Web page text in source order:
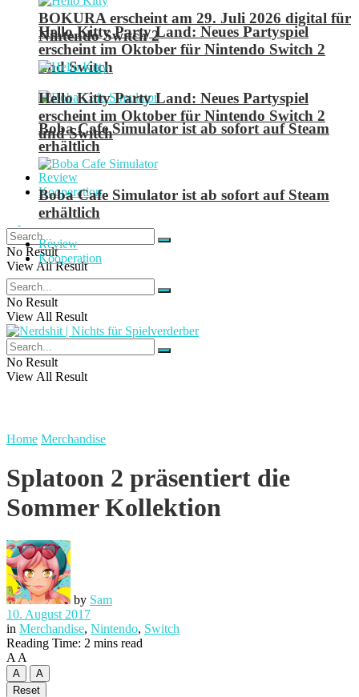
Hello Kitty Party Land: Neues Partyspiel
erscheint im Oktober für Nintendo Switch 2
und Switch
Boba Cafe Simulator ist ab sofort auf Steam
erhältlich
Review
Kooperation
No Result
View All Result
BOKURA erscheint am 29. Juli 2026 digital für
Nintendo Switch 2
Hello Kitty Party Land: Neues Partyspiel
erscheint im Oktober für Nintendo Switch 2
und Switch
Boba Cafe Simulator ist ab sofort auf Steam
erhältlich
Review
Kooperation
No Result
View All Result
No Result
View All Result
Home Merchandise
Splatoon 2 präsentiert die
Sommer Kollektion
by Sam
10. August 2017
in Merchandise, Nintendo, Switch
Reading Time: 2 mins read
A A
A
A
Reset